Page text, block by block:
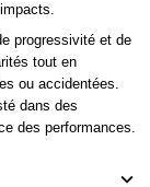
progressivité et de
tout en
ou accidentées.
dans des
des performances.